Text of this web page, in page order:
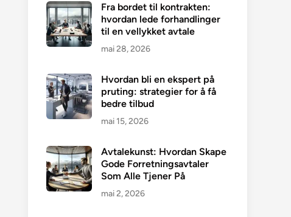
Fra bordet til kontrakten:
hvordan lede forhandlinger
til en vellykket avtale
mai 28, 2026
Hvordan bli en ekspert på
pruting: strategier for å få
bedre tilbud
mai 15, 2026
Avtalekunst: Hvordan Skape
Gode Forretningsavtaler
Som Alle Tjener På
mai 2, 2026